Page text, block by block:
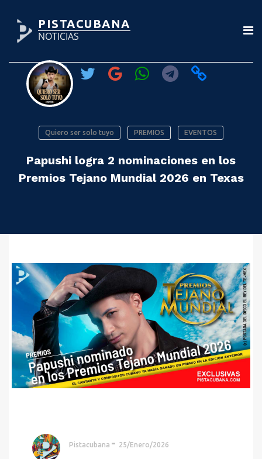
PISTACUBANA
NOTICIAS
Quiero ser solo tuyo PREMIOS EVENTOS
Papushi logra 2 nominaciones en los
Premios Tejano Mundial 2026 en Texas
Pistacubana 25/Enero/2026